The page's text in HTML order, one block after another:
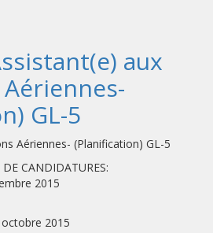
aux
GL-5
Aériennes- (Planification) GL-5
CANDIDATURES:
2015
2015